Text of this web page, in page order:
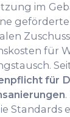
im
für
für
Standards